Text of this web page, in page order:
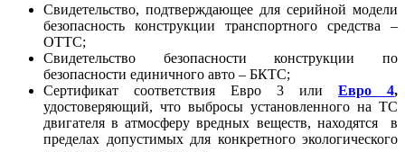
Свидетельство, подтверждающее для серийной модели
безопасность конструкции транспортного средства –
ОТТС;
Свидетельство безопасности конструкции по
безопасности единичного авто – БКТС;
Сертификат соответствия Евро 3 или Евро 4,
удостоверяющий, что выбросы установленного на ТС
двигателя в атмосферу вредных веществ, находятся в
пределах допустимых для конкретного экологического